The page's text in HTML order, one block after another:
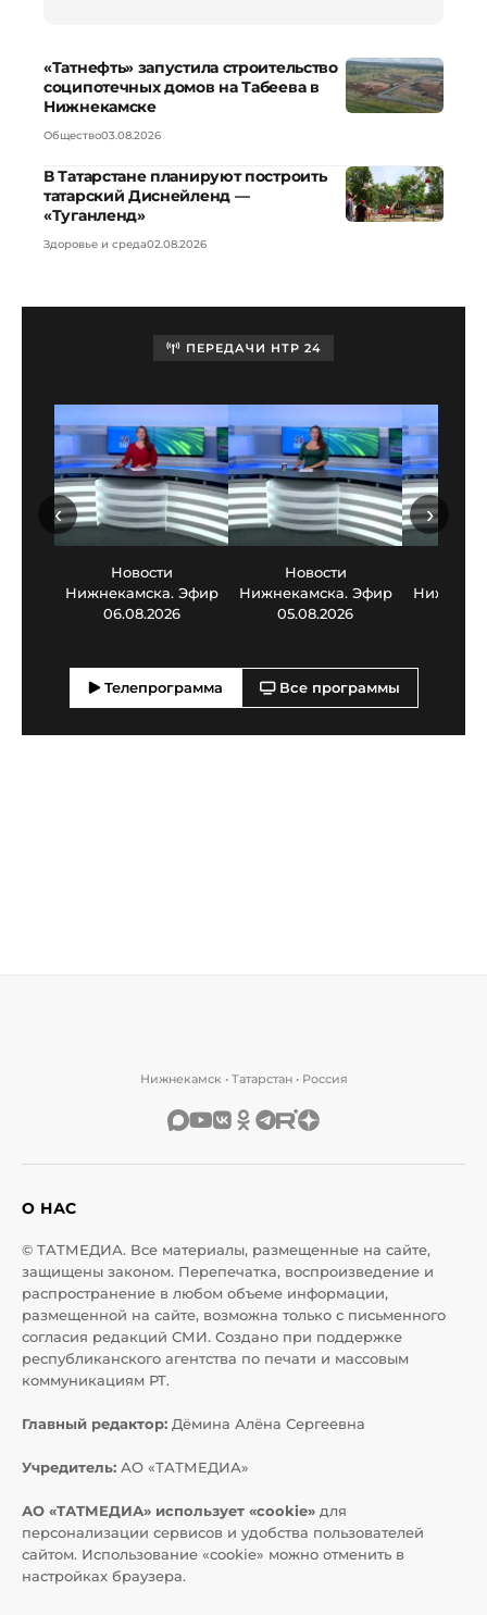
«Татнефть» запустила строительство
соципотечных домов на Табеева в
Нижнекамске
Общество03.08.2026
В Татарстане планируют построить
татарский Диснейленд —
«Туганленд»
Здоровье и среда02.08.2026
ПЕРЕДАЧИ НТР 24
Новости
Нижнекамска. Эфир
06.08.2026
Новости
Нижнекамска. Эфир
05.08.2026
‹ ›
Телепрограмма Все программы
Нижнекамск • Татарстан • Россия
О НАС
© ТАТМЕДИА. Все материалы, размещенные на сайте,
защищены законом. Перепечатка, воспроизведение и
распространение в любом объеме информации,
размещенной на сайте, возможна только с письменного
согласия редакций СМИ. Создано при поддержке
республиканского агентства по печати и массовым
коммуникациям РТ.
Главный редактор: Дёмина Алёна Сергеевна
Учредитель: АО «ТАТМЕДИА»
АО «ТАТМЕДИА» использует «cookie» для
персонализации сервисов и удобства пользователей
сайтом. Использование «cookie» можно отменить в
настройках браузера.